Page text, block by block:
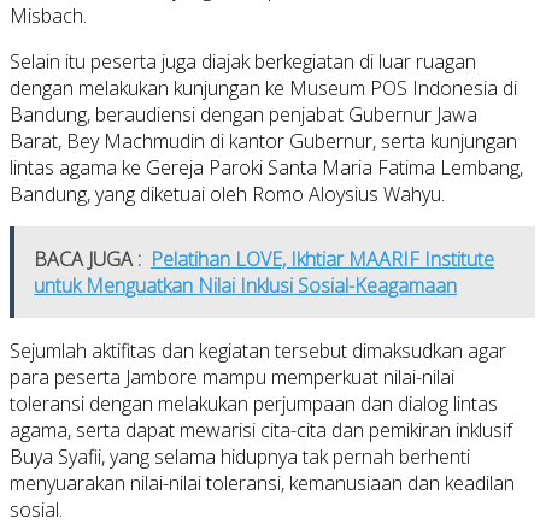
Misbach.
Selain itu peserta juga diajak berkegiatan di luar ruagan
dengan melakukan kunjungan ke Museum POS Indonesia di
Bandung, beraudiensi dengan penjabat Gubernur Jawa
Barat, Bey Machmudin di kantor Gubernur, serta kunjungan
lintas agama ke Gereja Paroki Santa Maria Fatima Lembang,
Bandung, yang diketuai oleh Romo Aloysius Wahyu.
BACA JUGA : Pelatihan LOVE, Ikhtiar MAARIF Institute
untuk Menguatkan Nilai Inklusi Sosial-Keagamaan
Sejumlah aktifitas dan kegiatan tersebut dimaksudkan agar
para peserta Jambore mampu memperkuat nilai-nilai
toleransi dengan melakukan perjumpaan dan dialog lintas
agama, serta dapat mewarisi cita-cita dan pemikiran inklusif
Buya Syafii, yang selama hidupnya tak pernah berhenti
menyuarakan nilai-nilai toleransi, kemanusiaan dan keadilan
sosial.